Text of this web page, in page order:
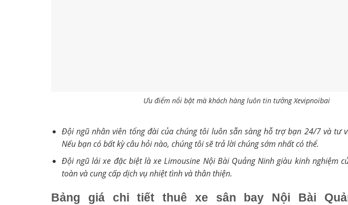
Ưu điểm nổi bật mà khách hàng luôn tin tưởng Xevipnoibai
Đội ngũ nhân viên tổng đài của chúng tôi luôn sẵn sàng hỗ trợ bạn 24/7 và tư
Nếu bạn có bất kỳ câu hỏi nào, chúng tôi sẽ trả lời chúng sớm nhất có thể.
Đội ngũ lái xe đặc biệt là xe Limousine Nội Bài Quảng Ninh giàu kinh nghiệm
toàn và cung cấp dịch vụ nhiệt tình và thân thiện.
Bảng giá chi tiết thuê xe sân bay Nội Bài